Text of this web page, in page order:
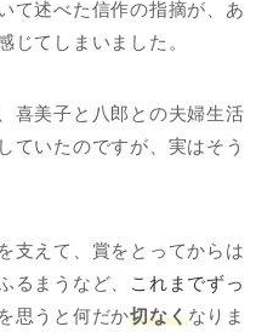
て述べた信作の指摘が、あ
じてしまいました。
喜美子と八郎との夫婦生活
ていたのですが、実はそう
支えて、賞をとってからは
るまうなど、
これまでずっ
を思うと何だか切なくなりま